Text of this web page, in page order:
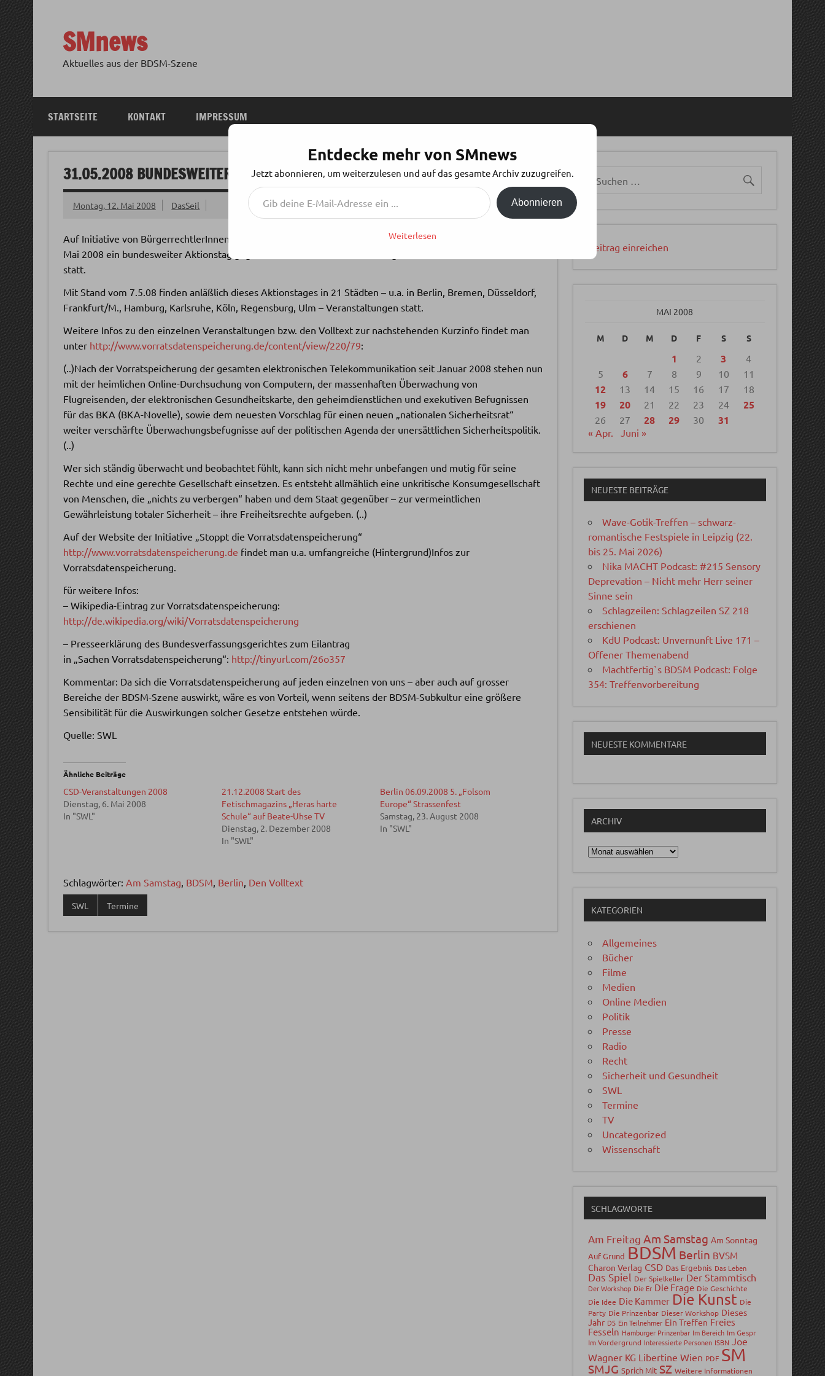
Zum
Inhalt
springen
SMnews
Aktuelles aus der BDSM-Szene
STARTSEITE KONTAKT IMPRESSUM
31.05.2008 BUNDESWEITER AKTIONSTAG „FREIHEIT STATT ANGST 2008“
Montag, 12. Mai 2008 DasSeil
Auf Initiative von BürgerrechtlerInnen findet am Samstag, den 31.
Mai 2008 ein bundesweiter Aktionstag gegen die „ausufernde Überwachung durch Wirtschaft und Staat“
statt.
Mit Stand vom 7.5.08 finden anläßlich dieses Aktionstages in 21 Städten – u.a. in Berlin, Bremen, Düsseldorf,
Frankfurt/M., Hamburg, Karlsruhe, Köln, Regensburg, Ulm – Veranstaltungen statt.
Weitere Infos zu den einzelnen Veranstaltungen bzw. den Volltext zur nachstehenden Kurzinfo findet man
unter http://www.vorratsdatenspeicherung.de/content/view/220/79:
(..)Nach der Vorratspeicherung der gesamten elektronischen Telekommunikation seit Januar 2008 stehen nun
mit der heimlichen Online-Durchsuchung von Computern, der massenhaften Überwachung von
Flugreisenden, der elektronischen Gesundheitskarte, den geheimdienstlichen und exekutiven Befugnissen
für das BKA (BKA-Novelle), sowie dem neuesten Vorschlag für einen neuen „nationalen Sicherheitsrat“
weiter verschärfte Überwachungsbefugnisse auf der politischen Agenda der unersättlichen Sicherheitspolitik.
(..)
Wer sich ständig überwacht und beobachtet fühlt, kann sich nicht mehr unbefangen und mutig für seine
Rechte und eine gerechte Gesellschaft einsetzen. Es entsteht allmählich eine unkritische Konsumgesellschaft
von Menschen, die „nichts zu verbergen“ haben und dem Staat gegenüber – zur vermeintlichen
Gewährleistung totaler Sicherheit – ihre Freiheitsrechte aufgeben. (..)
Auf der Website der Initiative „Stoppt die Vorratsdatenspeicherung“
http://www.vorratsdatenspeicherung.de findet man u.a. umfangreiche (Hintergrund)Infos zur
Vorratsdatenspeicherung.
für weitere Infos:
– Wikipedia-Eintrag zur Vorratsdatenspeicherung:
http://de.wikipedia.org/wiki/Vorratsdatenspeicherung
– Presseerklärung des Bundesverfassungsgerichtes zum Eilantrag
in „Sachen Vorratsdatenspeicherung“: http://tinyurl.com/26o357
Kommentar: Da sich die Vorratsdatenspeicherung auf jeden einzelnen von uns – aber auch auf grosser
Bereiche der BDSM-Szene auswirkt, wäre es von Vorteil, wenn seitens der BDSM-Subkultur eine größere
Sensibilität für die Auswirkungen solcher Gesetze entstehen würde.
Quelle: SWL
Ähnliche Beiträge
CSD-Veranstaltungen 2008
Dienstag, 6. Mai 2008
In "SWL"
21.12.2008 Start des
Fetischmagazins „Heras harte
Schule“ auf Beate-Uhse TV
Dienstag, 2. Dezember 2008
In "SWL"
Berlin 06.09.2008 5. „Folsom
Europe“ Strassenfest
Samstag, 23. August 2008
In "SWL"
Schlagwörter: Am Samstag BDSM Berlin Den Volltext
SWL Termine
Beitrag einreichen
MAI 2008
M D M D F S S
1 2 3
4
5
6 7 8 9 10 11
12 13 14 15 16 17 18
19 20 21 22 23 24 25
26 27 28 29 30 31
« Apr. Juni »
NEUESTE BEITRÄGE
Wave-Gotik-Treffen – schwarz-
romantische Festspiele in Leipzig (22.
bis 25. Mai 2026)
Nika MACHT Podcast: #215 Sensory
Deprevation – Nicht mehr Herr seiner
Sinne sein
Schlagzeilen: Schlagzeilen SZ 218
erschienen
KdU Podcast: Unvernunft Live 171 –
Offener Themenabend
Machtfertig`s BDSM Podcast: Folge
354: Treffenvorbereitung
NEUESTE KOMMENTARE
ARCHIV
Archiv
KATEGORIEN
Allgemeines
Bücher
Filme
Medien
Online Medien
Politik
Presse
Radio
Recht
Sicherheit und Gesundheit
SWL
Termine
TV
Uncategorized
Wissenschaft
SCHLAGWORTE
Am Freitag Am Samstag Am Sonntag
Auf Grund BDSM Berlin BVSM
Charon Verlag CSD Das Ergebnis Das Leben
Das Spiel Der Spielkeller Der Stammtisch
Der Workshop Die Er Die Frage Die Geschichte
Die Idee Die Kammer Die Kunst Die
Party Die Prinzenbar Dieser Workshop Dieses
Jahr DS Ein Teilnehmer Ein Treffen Freies
Fesseln Hamburger Prinzenbar Im Bereich Im Gespr
Im Vordergrund Interessierte Personen ISBN
Joe
Wagner KG Libertine Wien PDF SM
SMJG Sprich Mit SZ Weitere Informationen
Entdecke mehr von SMnews
Jetzt abonnieren, um weiterzulesen und auf das gesamte Archiv zuzugreifen.
Gib deine E-Mail-Adresse ein ...
Abonnieren
Weiterlesen